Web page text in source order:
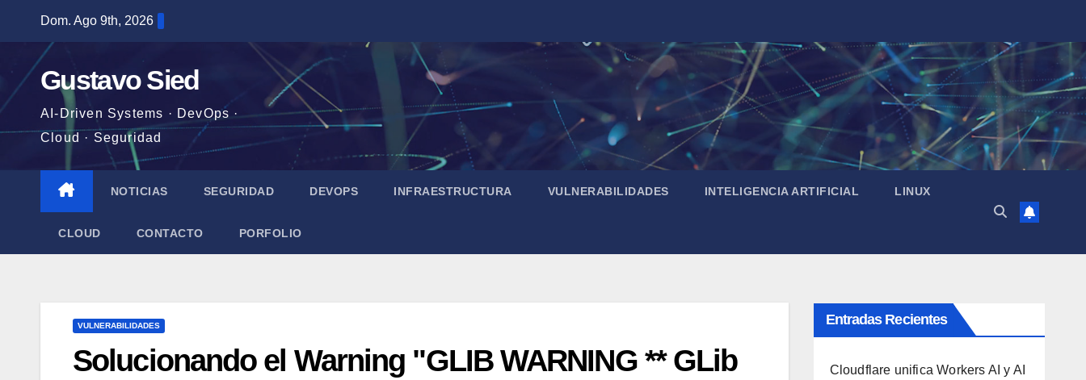
contenido
Dom. Ago 9th, 2026
Gustavo Sied
AI-Driven Systems · DevOps ·
Cloud · Seguridad
NOTICIAS SEGURIDAD DEVOPS INFRAESTRUCTURA VULNERABILIDADES INTELIGENCIA ARTIFICIAL LINUX
CLOUD CONTACTO PORFOLIO
VULNERABILIDADES
Solucionando el Warning "GLIB WARNING ** GLib
Entradas Recientes
Cloudflare unifica Workers AI y AI